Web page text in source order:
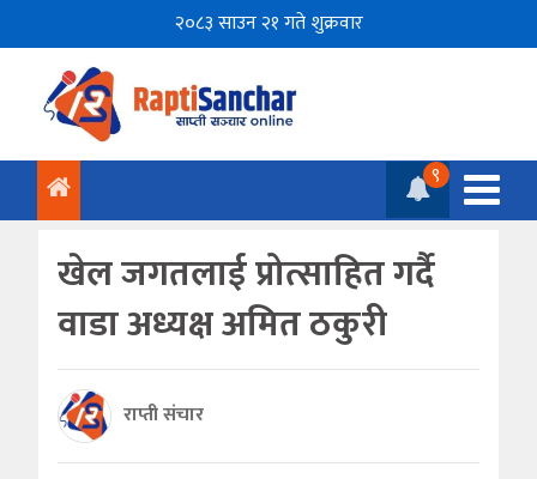
२०८३ साउन २१ गते शुक्रवार
९
खेल जगतलाई प्रोत्साहित गर्दै
वाडा अध्यक्ष अमित ठकुरी
राप्ती संचार